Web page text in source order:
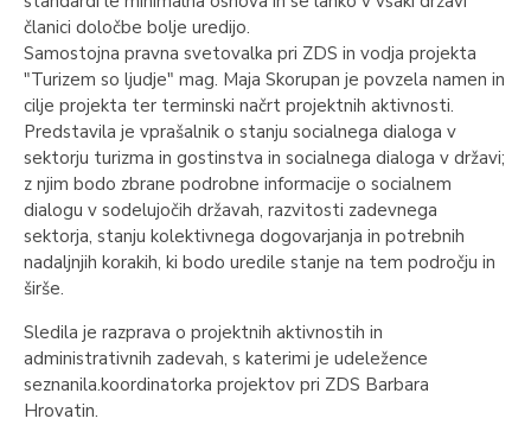
članici določbe bolje uredijo.
Samostojna pravna svetovalka pri ZDS in vodja projekta
"Turizem so ljudje" mag. Maja Skorupan je povzela namen in
cilje projekta ter terminski načrt projektnih aktivnosti.
Predstavila je vprašalnik o stanju socialnega dialoga v
sektorju turizma in gostinstva in socialnega dialoga v državi;
z njim bodo zbrane podrobne informacije o socialnem
dialogu v sodelujočih državah, razvitosti zadevnega
sektorja, stanju kolektivnega dogovarjanja in potrebnih
nadaljnjih korakih, ki bodo uredile stanje na tem področju in
širše.
Sledila je razprava o projektnih aktivnostih in
administrativnih zadevah, s katerimi je udeležence
seznanila.koordinatorka projektov pri ZDS Barbara
Hrovatin.